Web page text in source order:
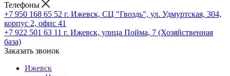
Телефоны
+7 950 168 65 52 г. Ижевск, СЦ "Гвоздь", ул. Удмуртская, 304,
корпус 2, офис 41
+7 922 501 63 11 г. Ижевск, улица Пойма, 7 (Хозяйственная
база)
Заказать звонок
Ижевск